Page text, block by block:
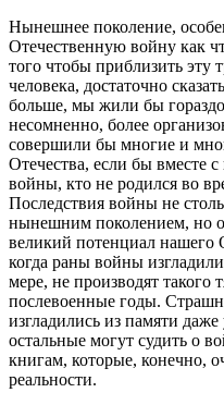
Нынешнее поколение,
Отечественную войну как
того чтобы приблизить эту
человека, достаточно
больше, мы жили бы
несомненно, более
совершили бы многие и
Отечества, если бы вместе
войны, кто не родился во
Последствия войны не
нынешним поколением, но
великий потенциал нашего
когда раны войны
мере, не производят такого
послевоенные годы.
изгладились из памяти даже
остальные могут судить о
книгам, которые, конечно,
реальности.